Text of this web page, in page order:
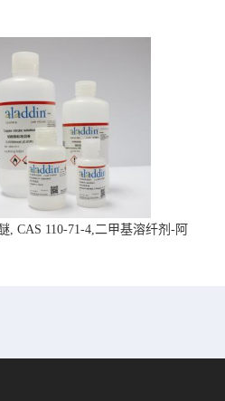
, CAS 110-71-4,二甲基溶纤剂-阿